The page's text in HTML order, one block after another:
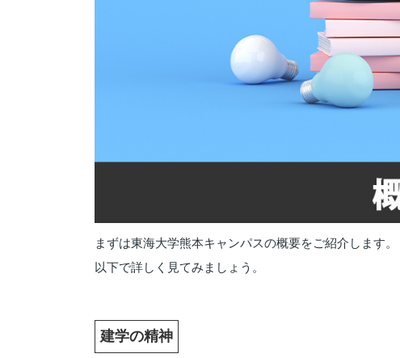
まずは東海大学熊本キャンパスの概要をご紹介します。
以下で詳しく見てみましょう。
建学の精神